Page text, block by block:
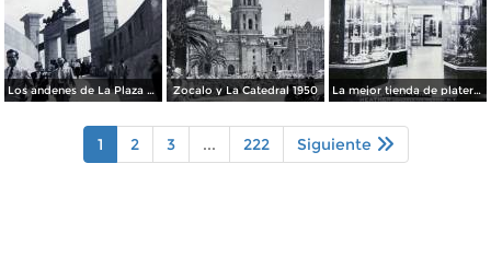
Los andenes de La Plaza de toros Ciudad de México 1950 Zocalo y La Catedral 1950 La mejor tienda de plateria.
1 2 3 ... 222 Siguiente